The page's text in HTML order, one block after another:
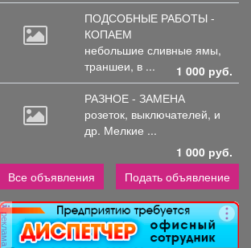
ПОДСОБНЫЕ РАБОТЫ -
КОПАЕМ
небольшие сливные ямы,
траншеи, в ...
1 000 руб.
РАЗНОЕ - ЗАМЕНА
розеток, выключателей, и
др. Мелкие ...
1 000 руб.
Все объявления
Подать объявление
реклама